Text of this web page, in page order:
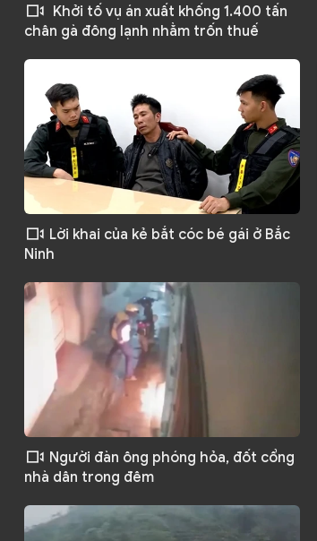
Khởi tố vụ án xuất khống 1.400 tấn
chân gà đông lạnh nhằm trốn thuế
Lời khai của kẻ bắt cóc bé gái ở Bắc
Ninh
Người đàn ông phóng hỏa, đốt cổng
nhà dân trong đêm